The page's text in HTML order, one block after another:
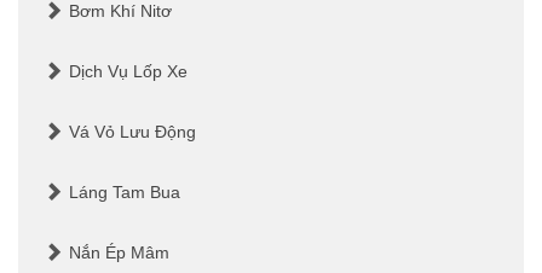
Bơm Khí Nitơ
Dịch Vụ Lốp Xe
Vá Vỏ Lưu Động
Láng Tam Bua
Nắn Ép Mâm